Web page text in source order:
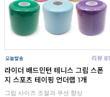
리뷰 81
라이더 배드민턴 테니스 그립 스폰
지 스포츠 테이핑 언더랩 1개
그립 사이즈 조절과 쿠션 향상